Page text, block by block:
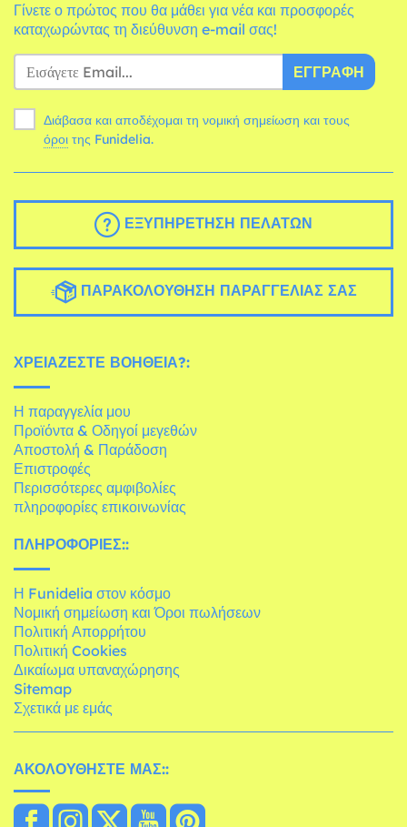
Γίνετε ο πρώτος που θα μάθει για νέα και προσφορές
καταχωρώντας τη διεύθυνση e-mail σας!
ΕΓΓΡΑΦΉ
Διάβασα και αποδέχομαι τη νομική σημείωση και τους
όροι της Funidelia.
ΕΞΥΠΗΡΈΤΗΣΗ ΠΕΛΑΤΏΝ
ΠΑΡΑΚΟΛΟΎΘΗΣΗ ΠΑΡΑΓΓΕΛΊΑΣ ΣΑΣ
ΧΡΕΙΆΖΕΣΤΕ ΒΟΉΘΕΙΑ?:
Η παραγγελία μου
Προϊόντα & Οδηγοί μεγεθών
Αποστολή & Παράδοση
Επιστροφές
Περισσότερες αμφιβολίες
πληροφορίες επικοινωνίας
ΠΛΗΡΟΦΟΡΊΕΣ::
Η Funidelia στον κόσμο
Νομική σημείωση και Όροι πωλήσεων
Πολιτική Απορρήτου
Πολιτική Cookies
Δικαίωμα υπαναχώρησης
Sitemap
Σχετικά με εμάς
ΑΚΟΛΟΥΘΉΣΤΕ ΜΑΣ::